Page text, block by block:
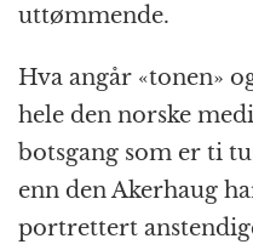
uttømmende.
Hva angår «tonen»
hele den norske
botsgang som er ti
enn den Akerhaug
portrettert